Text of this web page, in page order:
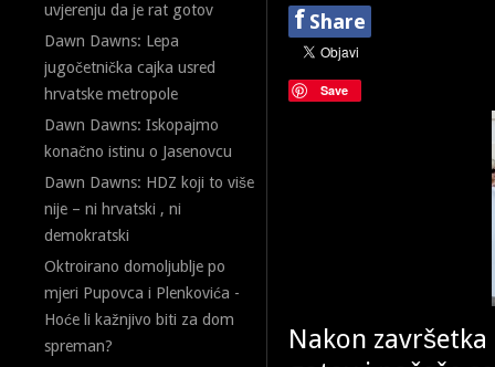
uvjerenju da je rat gotov
Dawn Dawns: Lepa
jugočetnička cajka usred
hrvatske metropole
Dawn Dawns: Iskopajmo
konačno istinu o Jasenovcu
Dawn Dawns: HDZ koji to više
nije – ni hrvatski , ni
demokratski
Oktroirano domoljublje po
mjeri Pupovca i Plenkovića -
Hoće li kažnjivo biti za dom
spreman?
f Share
Save
Nakon